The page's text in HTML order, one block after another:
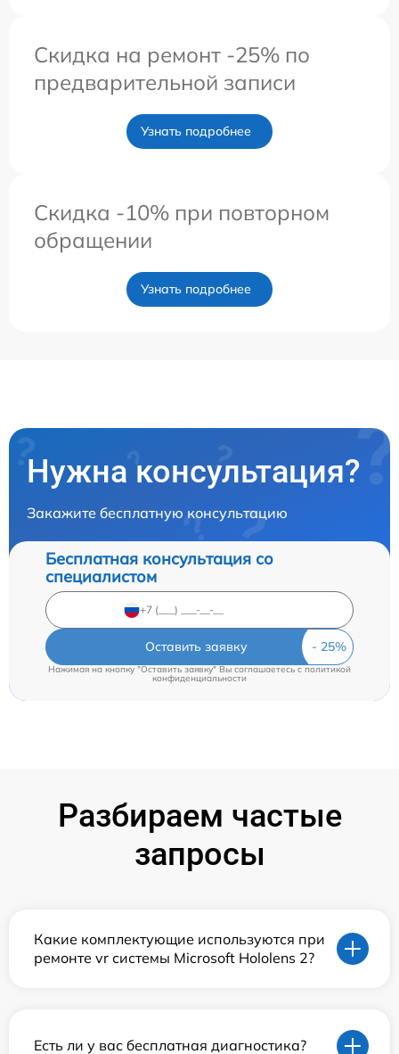
Скидка на ремонт -25% по
предварительной записи
Узнать подробнее
Скидка -10% при повторном
обращении
Узнать подробнее
Нужна консультация?
Закажите бесплатную консультацию
Бесплатная консультация со
специалистом
Оставить заявку
Нажимая на кнопку "Оставить заявку" Вы соглашаетесь cполитикой
конфиденциальности
Разбираем частые
запросы
Какие комплектующие используются при
ремонте vr системы Microsoft Hololens 2?
Есть ли у вас бесплатная диагностика?